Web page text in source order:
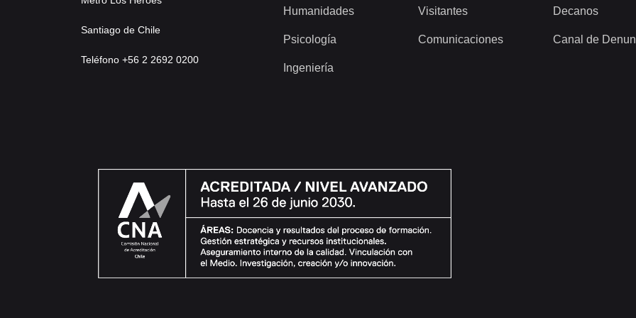
Santiago de Chile
Teléfono +56 2 2692 0200
Humanidades
Psicología
Ingeniería
Visitantes
Comunicaciones
Decanos
Canal de